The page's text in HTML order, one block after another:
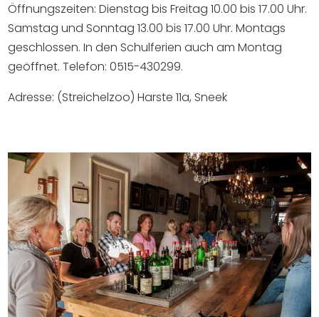
Öffnungszeiten: Dienstag bis Freitag 10.00 bis 17.00 Uhr.
Samstag und Sonntag 13.00 bis 17.00 Uhr. Montags
geschlossen. In den Schulferien auch am Montag
geöffnet. Telefon: 0515-430299.
Adresse: (Streichelzoo) Harste 11a, Sneek